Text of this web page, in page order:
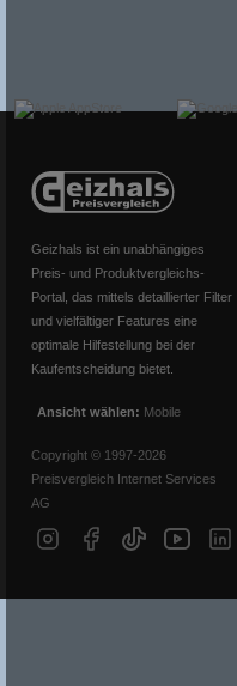
Geizhals ist ein unabhängiges
Preis- und Produktvergleichs-
Portal, das mittels detaillierter Filter
und vielfältiger Features eine
optimale Hilfestellung bei der
Kaufentscheidung bietet.
Ansicht wählen: Mobile
Copyright © 1997-2026
Preisvergleich Internet Services
AG